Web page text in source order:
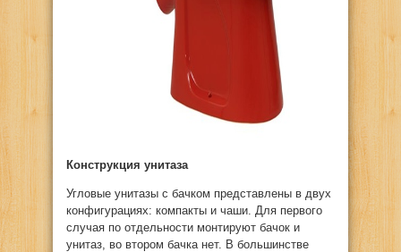
Конструкция унитаза
Угловые унитазы с бачком представлены в двух
конфигурациях: компакты и чаши. Для первого
случая по отдельности монтируют бачок и
унитаз, во втором бачка нет. В большинстве